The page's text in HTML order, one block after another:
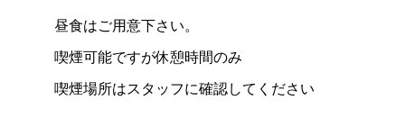
昼食はご用意下さい。
喫煙可能ですが休憩時間のみ
喫煙場所はスタッフに確認してください